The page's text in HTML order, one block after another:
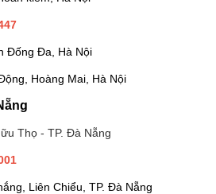
Đống Đa, Hà Nội
Hoàng Mai, Hà Nội
Thọ - TP. Đà Nẵng
Liên Chiểu, TP. Đà Nẵng